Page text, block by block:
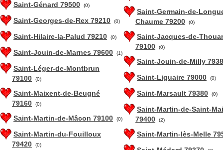
Saint-Génard 79500 (0)
Saint-Georges-de-Rex 79210 (0)
Saint-Hilaire-la-Palud 79210 (0)
Saint-Jouin-de-Marnes 79600 (1)
Saint-Léger-de-Montbrun
79100
(0)
Saint-Maixent-de-Beugné
79160
(0)
Saint-Martin-de-Mâcon 79100 (0)
Saint-Martin-du-Fouilloux
79420
(0)
Saint-Germain-de-
Chaume 79200
(0)
Saint-Jacques-de-
79100
(0)
Saint-Jouin-de-Milly
Saint-Liguaire 79000
(0)
Saint-Marsault 79380 (0)
Saint-Martin-de-Saint-
79400
(2)
Saint-Martin-lès-Melle